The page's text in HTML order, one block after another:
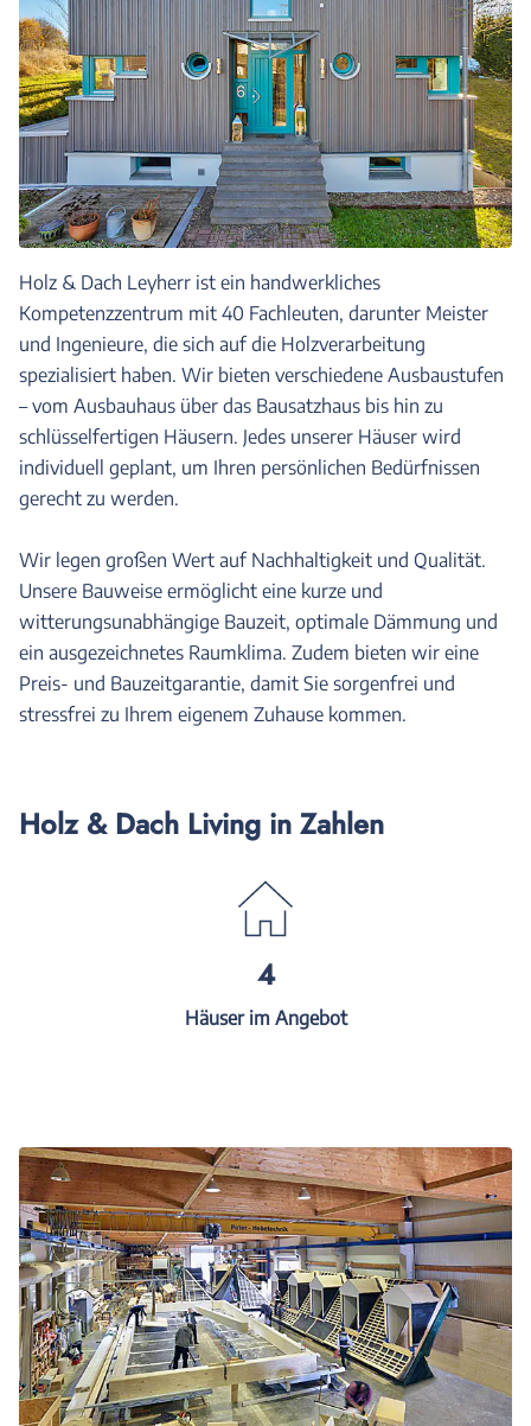
Holz & Dach Leyherr ist ein handwerkliches
Kompetenzzentrum mit 40 Fachleuten, darunter Meister
und Ingenieure, die sich auf die Holzverarbeitung
spezialisiert haben. Wir bieten verschiedene Ausbaustufen
– vom Ausbauhaus über das Bausatzhaus bis hin zu
schlüsselfertigen Häusern. Jedes unserer Häuser wird
individuell geplant, um Ihren persönlichen Bedürfnissen
gerecht zu werden.
Wir legen großen Wert auf Nachhaltigkeit und Qualität.
Unsere Bauweise ermöglicht eine kurze und
witterungsunabhängige Bauzeit, optimale Dämmung und
ein ausgezeichnetes Raumklima. Zudem bieten wir eine
Preis- und Bauzeitgarantie, damit Sie sorgenfrei und
stressfrei zu Ihrem eigenem Zuhause kommen.
Holz & Dach Living in Zahlen
4
Häuser im Angebot